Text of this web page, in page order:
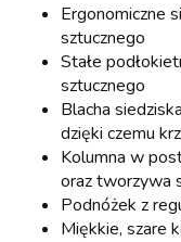
Ergonomiczne
sztucznego
Stałe
sztucznego
Blacha
dzięki czemu
Kolumna w
oraz tworzywa
Podnóżek z
Miękkie, szare